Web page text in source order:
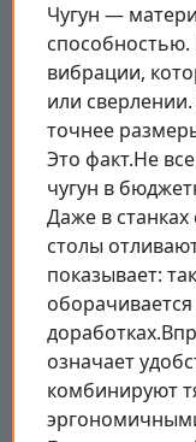
Чугун —
вибрации,
или
точнее
Это факт.Не
чугун в
Даже в станках
столы
показывает:
означает
комбинируют